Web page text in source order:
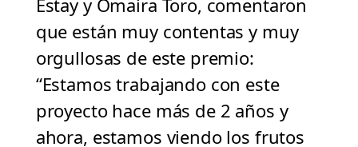
Estay y Omaira Toro, comentaron
que están muy contentas y muy
orgullosas de este premio:
“Estamos trabajando con este
proyecto hace más de 2 años y
ahora, estamos viendo los frutos